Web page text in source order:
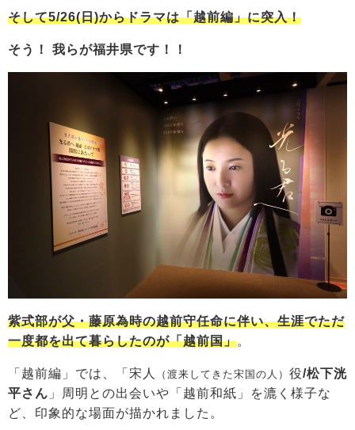
そして5/26(日)からドラマは「越前編」に突入！
そう！ 我らが福井県です！！
紫式部が父・藤原為時の越前守任命に伴い、生涯でただ
一度都を出て暮らしたのが「越前国」。
「越前編」では、「宋人 （渡来してきた宋国の人） 役/松下洸
平さん 」周明との出会いや「越前和紙」を漉く様子な
ど、印象的な場面が描かれました。